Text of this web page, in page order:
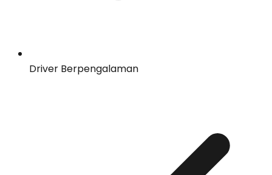
Driver Berpengalaman